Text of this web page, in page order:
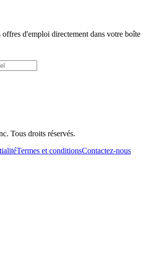
offres d'emploi directement dans votre boîte
Tous droits réservés.
Termes et conditionsContactez-nous